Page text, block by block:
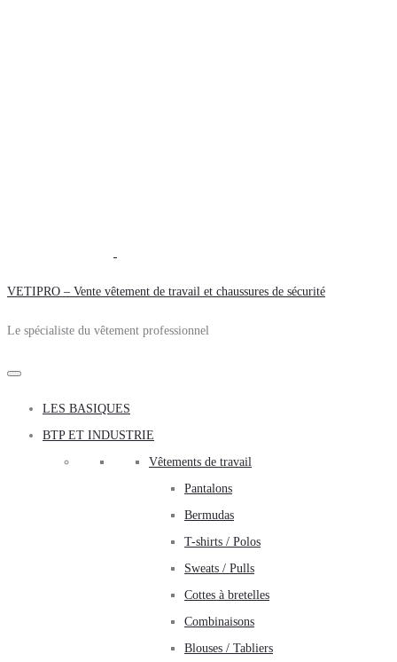
VETIPRO – Vente vêtement de travail et chaussures de sécurité
Le spécialiste du vêtement professionnel
LES BASIQUES
BTP ET INDUSTRIE
Vêtements de travail
Pantalons
Bermudas
T-shirts / Polos
Sweats / Pulls
Cottes à bretelles
Combinaisons
Blouses / Tabliers